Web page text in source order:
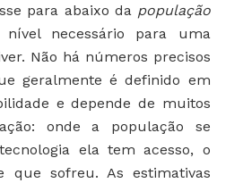
para abaixo da população
nível necessário para uma
Não há números precisos
geralmente é definido em
e depende de muitos
onde a população se
ela tem acesso, o
que sofreu. As estimativas